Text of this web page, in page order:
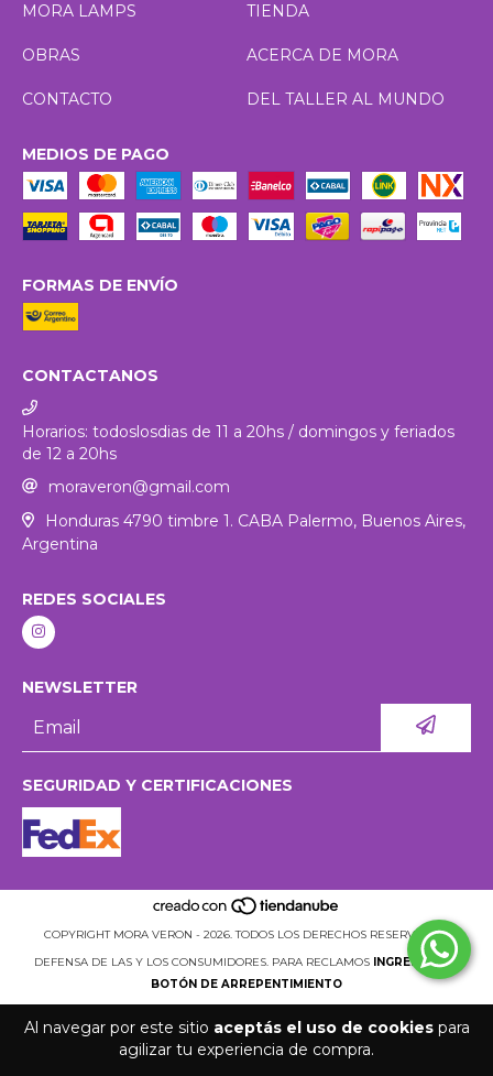
Al navegar por este sitio aceptás el uso de cookiespara
agilizar tu experiencia de compra.
MORA LAMPS
TIENDA
OBRAS ACERCA DE MORA
CONTACTO DEL TALLER AL MUNDO
MEDIOS DE PAGO
FORMAS DE ENVÍO
CONTACTANOS
Horarios: todoslosdias de 11 a 20hs / domingos y feriados
de 12 a 20hs
moraveron@gmail.com
Honduras 4790 timbre 1. CABA Palermo, Buenos Aires,
Argentina
REDES SOCIALES
NEWSLETTER
SEGURIDAD Y CERTIFICACIONES
COPYRIGHT MORA VERON - 2026. TODOS LOS DERECHOS RESERVADOS.
DEFENSA DE LAS Y LOS CONSUMIDORES. PARA RECLAMOS
INGRESÁ ACÁ.
BOTÓN DE ARREPENTIMIENTO